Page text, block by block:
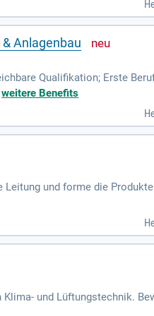
definieren Sie technische
gestalten Sie innovative
Anlagenbau
Qualifikation; Erste
mit Solid
weitere Benefits
Leitung und forme die
und Lüftungstechnik.
für Heizungs-, Lüftungs-